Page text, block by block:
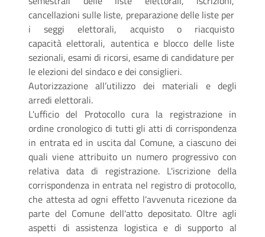
cancellazioni sulle liste, preparazione delle liste per
i seggi elettorali, acquisto o riacquisto
capacità elettorali, autentica e blocco delle liste
sezionali, esami di ricorsi, esame di candidature per
le elezioni del sindaco e dei consiglieri.
Autorizzazione all’utilizzo dei materiali e degli
arredi elettorali.
L'ufficio del Protocollo cura la registrazione in
ordine cronologico di tutti gli atti di corrispondenza
in entrata ed in uscita dal Comune, a ciascuno dei
quali viene attribuito un numero progressivo con
relativa data di registrazione. L'iscrizione della
corrispondenza in entrata nel registro di protocollo,
che attesta ad ogni effetto l'avvenuta ricezione da
parte del Comune dell'atto depositato. Oltre agli
aspetti di assistenza logistica e di supporto al